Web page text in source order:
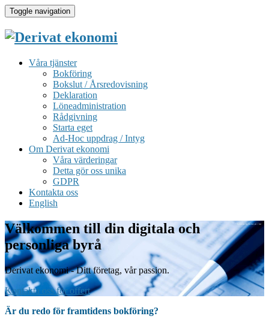
Toggle navigation
Våra tjänster
Bokföring
Bokslut / Årsredovisning
Deklaration
Löneadministration
Rådgivning
Starta eget
Ad-Hoc uppdrag / Intyg
Om Derivat ekonomi
Våra värderingar
Detta gör oss unika
GDPR
Kontakta oss
English
Välkommen till din digitala och
personliga byrå
Derivat ekonomi - Ditt företag, vår passion.
Kontakta oss för offert
Är du redo för framtidens bokföring?